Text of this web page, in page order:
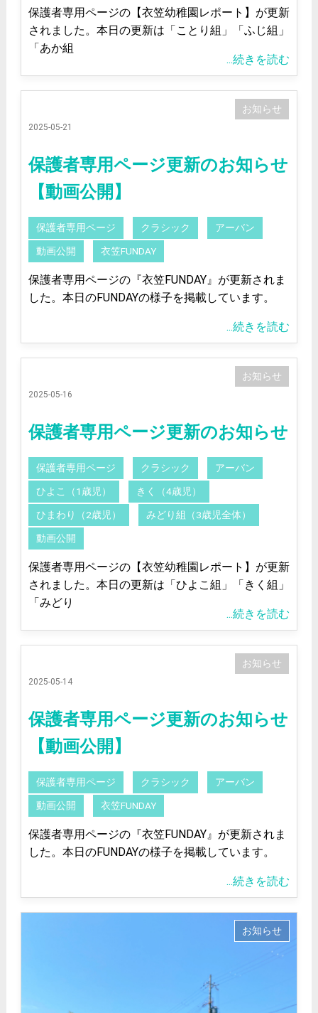
保護者専用ページの【衣笠幼稚園レポート】が更新
されました。本日の更新は「ことり組」「ふじ組」
「あか組
...続きを読む
2025-05-21
保護者専用ページ更新のお知らせ
【動画公開】
お知らせ
保護者専用ページ クラシック アーバン
動画公開 衣笠FUNDAY
保護者専用ページの『衣笠FUNDAY』が更新されま
した。本日のFUNDAYの様子を掲載しています。
...続きを読む
2025-05-16
保護者専用ページ更新のお知らせ
お知らせ
保護者専用ページ クラシック アーバン
ひよこ（1歳児） きく（4歳児）
ひまわり（2歳児） みどり組（3歳児全体）
動画公開
保護者専用ページの【衣笠幼稚園レポート】が更新
されました。本日の更新は「ひよこ組」「きく組」
「みどり
...続きを読む
2025-05-14
保護者専用ページ更新のお知らせ
【動画公開】
お知らせ
保護者専用ページ クラシック アーバン
動画公開 衣笠FUNDAY
保護者専用ページの『衣笠FUNDAY』が更新されま
した。本日のFUNDAYの様子を掲載しています。
...続きを読む
お知らせ